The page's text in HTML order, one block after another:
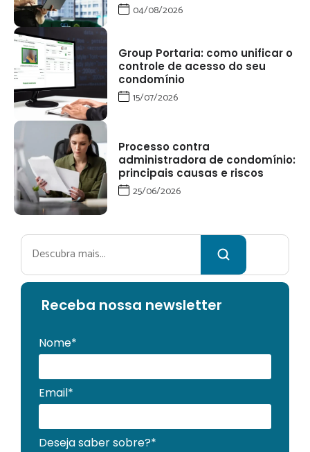
04/08/2026
Group Portaria: como unificar o
controle de acesso do seu
condomínio
15/07/2026
Processo contra
administradora de condomínio:
principais causas e riscos
25/06/2026
Pesquisar
Receba nossa newsletter
Nome*
Email*
Deseja saber sobre?*